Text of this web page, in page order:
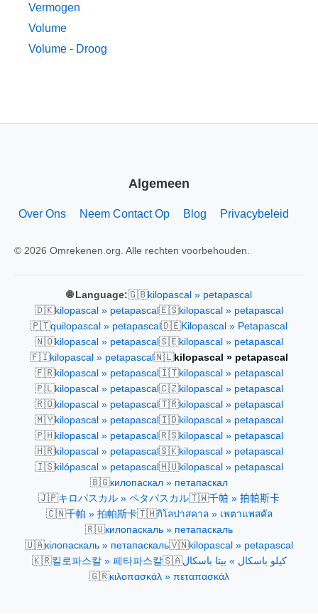
Vermogen
Volume
Volume - Droog
Algemeen
Over Ons Neem Contact Op Blog Privacybeleid
© 2026 Omrekenen.org. Alle rechten voorbehouden.
🌐 Language:🇬🇧kilopascal » petapascal
🇩🇰kilopascal » petapascal 🇪🇸kilopascal » petapascal
🇵🇹quilopascal » petapascal 🇩🇪Kilopascal » Petapascal
🇳🇴kilopascal » petapascal 🇸🇪kilopascal » petapascal
🇫🇮kilopascal » petapascal 🇳🇱kilopascal » petapascal
🇫🇷kilopascal » petapascal 🇮🇹kilopascal » petapascal
🇵🇱kilopascal » petapascal 🇨🇿kilopascal » petapascal
🇷🇴kilopascal » petapascal 🇹🇷kilopascal » petapascal
🇲🇾kilopascal » petapascal 🇮🇩kilopascal » petapascal
🇵🇭kilopascal » petapascal 🇷🇸kilopascal » petapascal
🇭🇷kilopascal » petapascal 🇸🇰kilopascal » petapascal
🇮🇸kilópascal » petapascal 🇭🇺kilopascal » petapascal
🇧🇬килопаскал » петапаскал
🇯🇵キロパスカル » ペタパスカル🇹🇼千帕 » 拍帕斯卡
🇨🇳千帕 » 拍帕斯卡🇹🇭กิโลปาสคาล » เพตาแพสคัล
🇷🇺килопаскаль » петапаскаль
🇺🇦кілопаскаль » петапаскаль🇻🇳kilopascal » petapascal
🇰🇷킬로파스칼 » 페타파스칼🇸🇦كيلو باسكال » بيتا باسكال
🇬🇷κιλοπασκάλ » πεταπασκάλ